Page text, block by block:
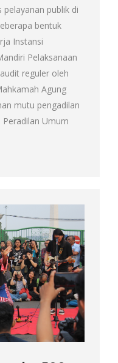
publik di
bentuk
Instansi
Pelaksanaan
reguler oleh
Agung
mutu pengadilan
Umum